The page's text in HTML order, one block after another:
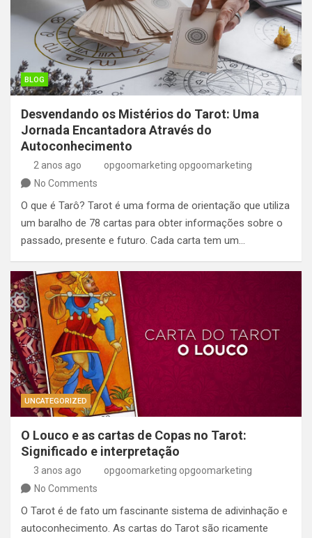
BLOG
Desvendando os Mistérios do Tarot: Uma
Jornada Encantadora Através do
Autoconhecimento
2 anos ago
opgoomarketing opgoomarketing
No Comments
O que é Tarô? Tarot é uma forma de orientação que utiliza
um baralho de 78 cartas para obter informações sobre o
passado, presente e futuro. Cada carta tem um…
UNCATEGORIZED
O Louco e as cartas de Copas no Tarot:
Significado e interpretação
3 anos ago
opgoomarketing opgoomarketing
No Comments
O Tarot é de fato um fascinante sistema de adivinhação e
autoconhecimento. As cartas do Tarot são ricamente